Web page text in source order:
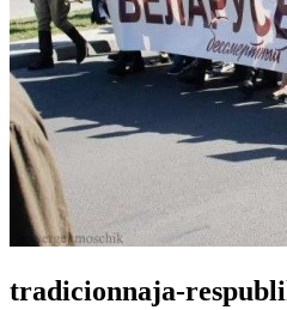
tradicionnaja-